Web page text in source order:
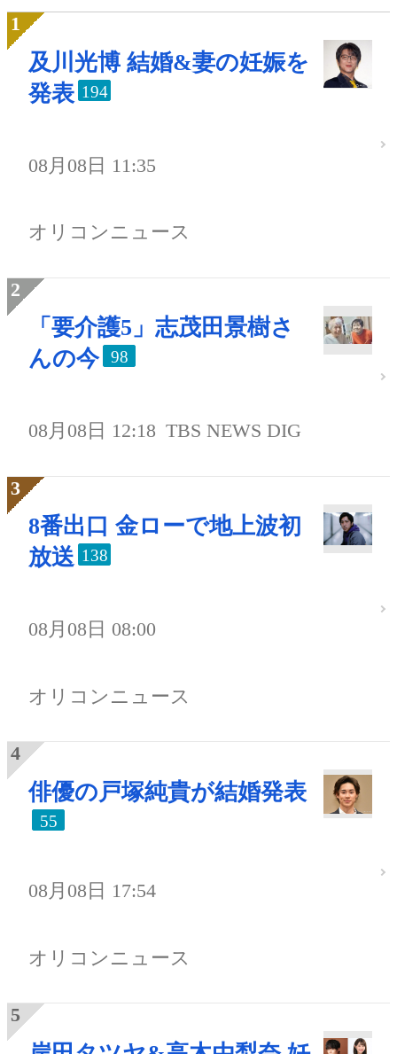
及川光博 結婚&妻の妊娠を
発表 194
08月08日 11:35
オリコンニュース
「要介護5」志茂田景樹さ
んの今
98
08月08日 12:18 TBS NEWS DIG
8番出口 金ローで地上波初
放送 138
08月08日 08:00
オリコンニュース
俳優の戸塚純貴が結婚発表
55
08月08日 17:54
オリコンニュース